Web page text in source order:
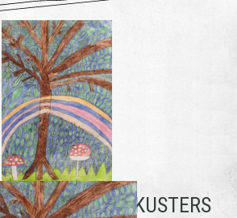
-THEO KUSTERS